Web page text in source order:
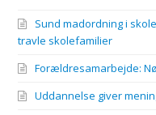
Sund madordning i
travle skolefamilier
Forældresamarbejde:
Uddannelse giver